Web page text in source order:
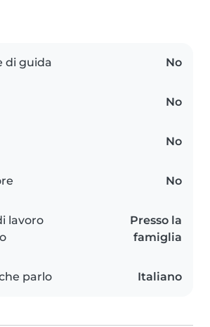
di guida No
No
No
No
lavoro
Presso la
famiglia
parlo Italiano